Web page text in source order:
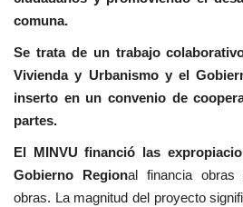
comuna.
Se trata de un trabajo
Vivienda y Urbanismo y el
inserto en un convenio de
partes.
El MINVU financió las
Gobierno Regional financia obras
obras. La magnitud del proyecto